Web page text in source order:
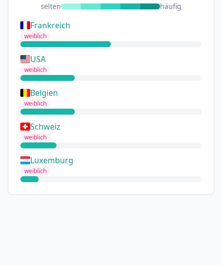
selten häufig
Frankreich
weiblich
USA
weiblich
Belgien
weiblich
Schweiz
weiblich
Luxemburg
weiblich